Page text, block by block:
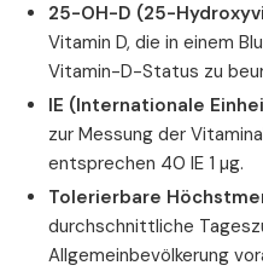
25-OH-D (25-
Vitamin D, die in einem
Vitamin-D-Status zu
IE (Internationale
zur Messung der
entsprechen 40 IE 1 µg.
Tolerierbare
durchschnittliche
Allgemeinbevölkerung